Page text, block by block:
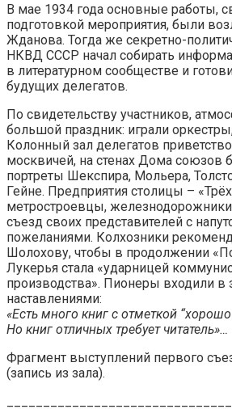
В мае 1934 года основные работы,
подготовкой мероприятия, были
Жданова. Тогда же секретно-
НКВД СССР начал собирать
в литературном сообществе и
будущих делегатов.
По свидетельству участников,
большой праздник: играли
Колонный зал делегатов
москвичей, на стенах Дома союзов
портреты Шекспира, Мольера,
Гейне. Предприятия столицы –
метростроевцы,
съезд своих представителей с
пожеланиями. Колхозники
Шолохову, чтобы в продолжении
Лукерья стала «ударницей
производства». Пионеры входили в
наставлениями:
«Есть много книг с отметкой
Но книг отличных требует читатель»…
Фрагмент выступлений первого
(запись из зала).